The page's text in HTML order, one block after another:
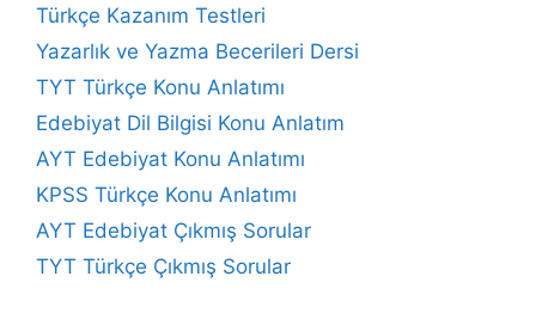
Türkçe Kazanım Testleri
Yazarlık ve Yazma Becerileri Dersi
TYT Türkçe Konu Anlatımı
Edebiyat Dil Bilgisi Konu Anlatım
AYT Edebiyat Konu Anlatımı
KPSS Türkçe Konu Anlatımı
AYT Edebiyat Çıkmış Sorular
TYT Türkçe Çıkmış Sorular